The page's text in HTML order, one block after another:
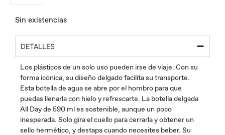
Sin existencias
DETALLES
Los plásticos de un solo uso pueden irse de viaje. Con su
forma icónica, su diseño delgado facilita su transporte.
Esta botella de agua se abre por el hombro para que
puedas llenarla con hielo y refrescarte. La botella delgada
All Day de 590 ml es sostenible, aunque un poco
inesperada. Solo gira el cuello para cerrarla y obtener un
sello hermético, y destapa cuando necesites beber. Su